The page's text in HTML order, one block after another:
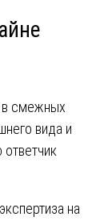
в смежных
вида и
на